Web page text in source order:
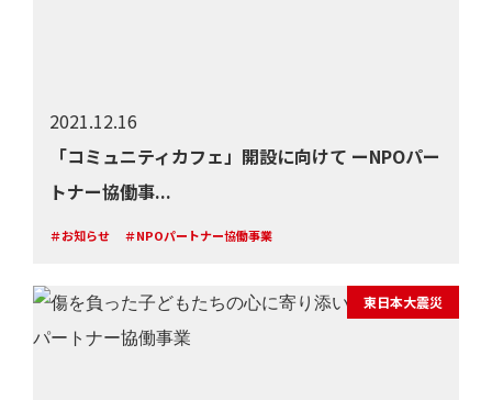
2021.12.16
「コミュニティカフェ」開設に向けて ーNPOパー
トナー協働事...
＃お知らせ ＃NPOパートナー協働事業
東日本大震災